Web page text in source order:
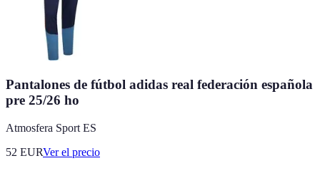
Pantalones de fútbol adidas real federación española
pre 25/26 ho
Atmosfera Sport ES
52 EURVer el precio